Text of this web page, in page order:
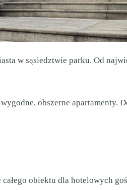
w sąsiedztwie parku. Od
obszerne apartamenty.
całego obiektu dla hotelowych